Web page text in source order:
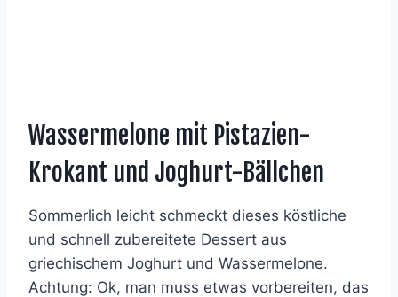
Wassermelone mit Pistazien-
Krokant und Joghurt-Bällchen
Sommerlich leicht schmeckt dieses köstliche
und schnell zubereitete Dessert aus
griechischem Joghurt und Wassermelone.
Achtung: Ok, man muss etwas vorbereiten, das